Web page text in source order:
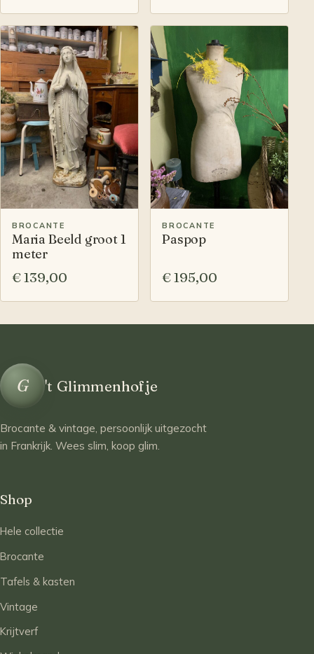
BROCANTE
Maria Beeld groot 1
meter
€ 139,00
BROCANTE
Paspop
€ 195,00
G 't Glimmenhofje
Brocante & vintage, persoonlijk uitgezocht
in Frankrijk. Wees slim, koop glim.
Shop
Hele collectie
Brocante
Tafels & kasten
Vintage
Krijtverf